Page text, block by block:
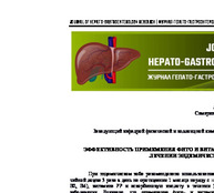
2 группы в
инфекции. В 1-ю
бессимптомной
составили 82 ребенка
формами Covid-19 и 3
Covid-19. Результаты.
рассчитаны